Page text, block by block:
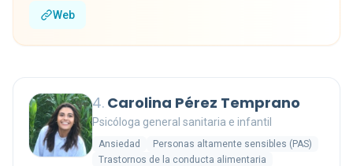
Web
4. Carolina Pérez Temprano
Psicóloga general sanitaria e infantil
Ansiedad
Personas altamente sensibles (PAS)
Trastornos de la conducta alimentaria